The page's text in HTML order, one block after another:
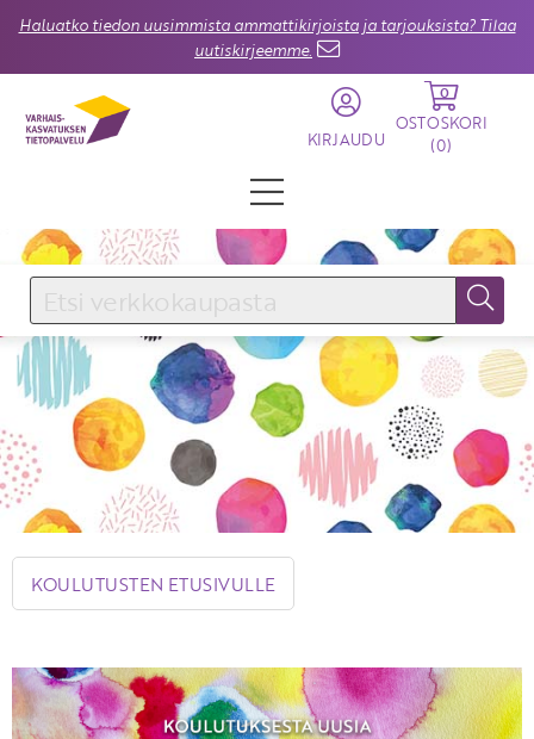
Haluatko tiedon uusimmista ammattikirjoista ja tarjouksista? Tilaa
uutiskirjeemme.
KIRJAUDU
0
OSTOSKORI
(0)
KIRJAUDU SISÄÄN
Käyttäjätunnus
Salasana
Unohtuiko salasana?
KIRJAUDU SISÄÄN
jäsen?
Liity tästä!
KOULUTUSTEN ETUSIVULLE